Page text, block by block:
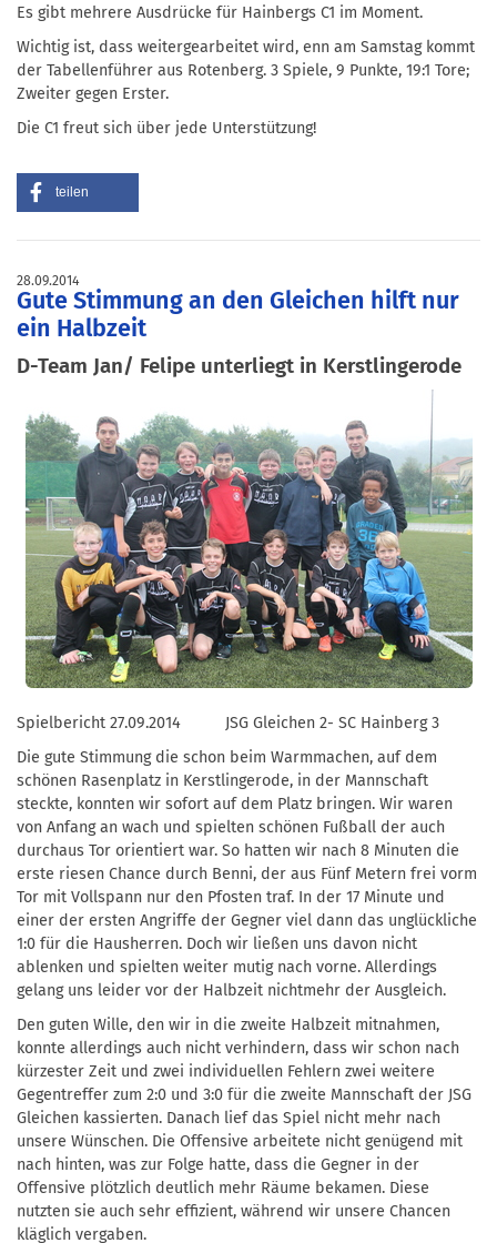
Es gibt mehrere Ausdrücke für Hainbergs C1 im Moment.
Wichtig ist, dass weitergearbeitet wird, enn am Samstag kommt
der Tabellenführer aus Rotenberg. 3 Spiele, 9 Punkte, 19:1 Tore;
Zweiter gegen Erster.
Die C1 freut sich über jede Unterstützung!
teilen
28.09.2014
Gute Stimmung an den Gleichen hilft nur
ein Halbzeit
D-Team Jan/ Felipe unterliegt in Kerstlingerode
Spielbericht 27.09.2014 JSG Gleichen 2- SC Hainberg 3
Die gute Stimmung die schon beim Warmmachen, auf dem
schönen Rasenplatz in Kerstlingerode, in der Mannschaft
steckte, konnten wir sofort auf dem Platz bringen. Wir waren
von Anfang an wach und spielten schönen Fußball der auch
durchaus Tor orientiert war. So hatten wir nach 8 Minuten die
erste riesen Chance durch Benni, der aus Fünf Metern frei vorm
Tor mit Vollspann nur den Pfosten traf. In der 17 Minute und
einer der ersten Angriffe der Gegner viel dann das unglückliche
1:0 für die Hausherren. Doch wir ließen uns davon nicht
ablenken und spielten weiter mutig nach vorne. Allerdings
gelang uns leider vor der Halbzeit nichtmehr der Ausgleich.
Den guten Wille, den wir in die zweite Halbzeit mitnahmen,
konnte allerdings auch nicht verhindern, dass wir schon nach
kürzester Zeit und zwei individuellen Fehlern zwei weitere
Gegentreffer zum 2:0 und 3:0 für die zweite Mannschaft der JSG
Gleichen kassierten. Danach lief das Spiel nicht mehr nach
unsere Wünschen. Die Offensive arbeitete nicht genügend mit
nach hinten, was zur Folge hatte, dass die Gegner in der
Offensive plötzlich deutlich mehr Räume bekamen. Diese
nutzten sie auch sehr effizient, während wir unsere Chancen
kläglich vergaben.